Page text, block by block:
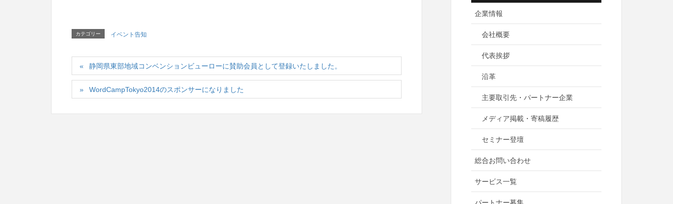
カテゴリー イベント告知
静岡県東部地域コンベンションビューローに賛助会員として登録いたしました。
WordCampTokyo2014のスポンサーになりました
企業情報
会社概要
代表挨拶
沿革
主要取引先・パートナー企業
メディア掲載・寄稿履歴
セミナー登壇
総合お問い合わせ
サービス一覧